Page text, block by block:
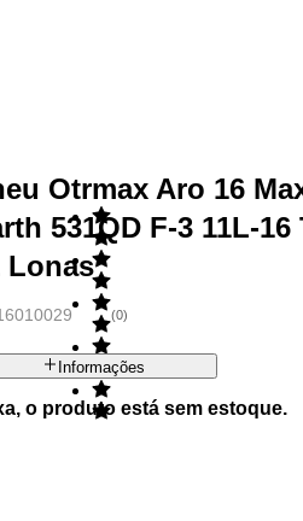
Otrmax Aro 16
531QD F-3 11L-16
Lonas
(0)
Informações
o produto está sem estoque.